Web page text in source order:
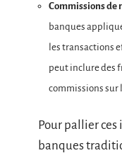
Commissions
banques
les transactions
peut inclure des
commissions sur
Pour pallier
banques